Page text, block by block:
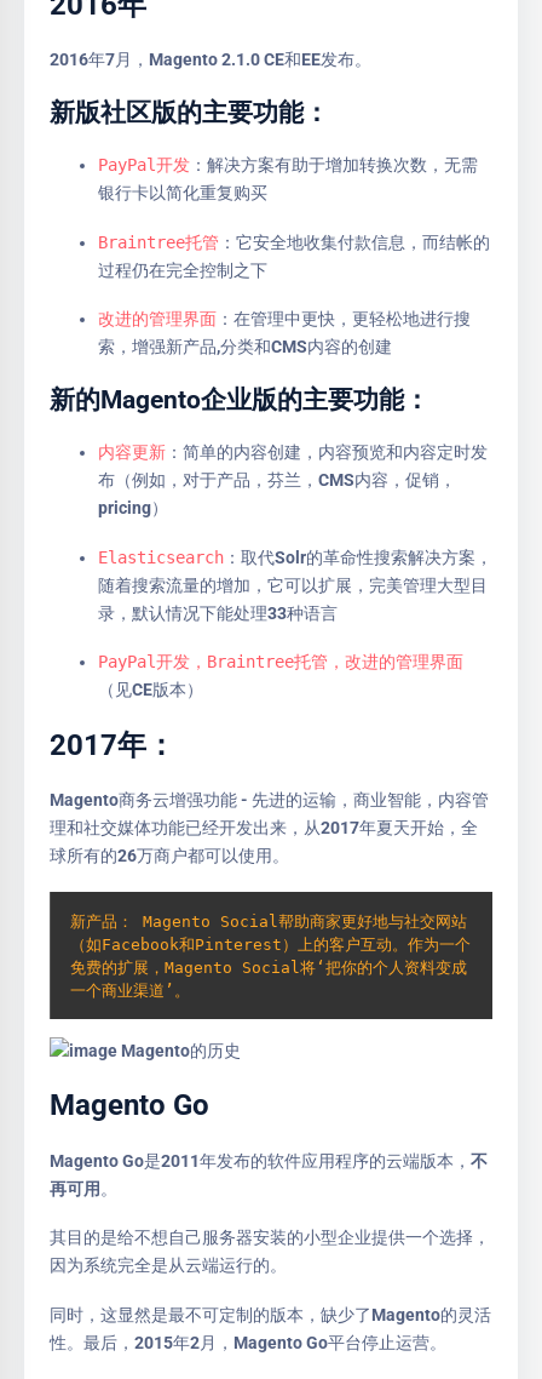
2016年7月，Magento 2.1.0 CE和EE发布。
新版社区版的主要功能：
PayPal开发 ：解决方案有助于增加转换次数，无需
银行卡以简化重复购买
Braintree托管 ：它安全地收集付款信息，而结帐的
过程仍在完全控制之下
改进的管理界面 ：在管理中更快，更轻松地进行搜
索，增强新产品,分类和CMS内容的创建
新的Magento企业版的主要功能：
内容更新 ：简单的内容创建，内容预览和内容定时发
布（例如，对于产品，芬兰，CMS内容，促销，
pricing）
Elasticsearch ：取代Solr的革命性搜索解决方案，
随着搜索流量的增加，它可以扩展，完美管理大型目
录，默认情况下能处理33种语言
PayPal开发，Braintree托管，改进的管理界面
（见CE版本）
2017年：
Magento商务云增强功能 - 先进的运输，商业智能，内容管
理和社交媒体功能已经开发出来，从2017年夏天开始，全
球所有的26万商户都可以使用。
新产品： Magento Social帮助商家更好地与社交网站
（如Facebook和Pinterest）上的客户互动。作为一个
免费的扩展，Magento Social将‘把你的个人资料变成
一个商业渠道’。
Magento Go
Magento Go是2011年发布的软件应用程序的云端版本， 不
再可用 。
其目的是给不想自己服务器安装的小型企业提供一个选择，
因为系统完全是从云端运行的。
同时，这显然是最不可定制的版本，缺少了Magento的灵活
性。最后，2015年2月，Magento Go平台停止运营。